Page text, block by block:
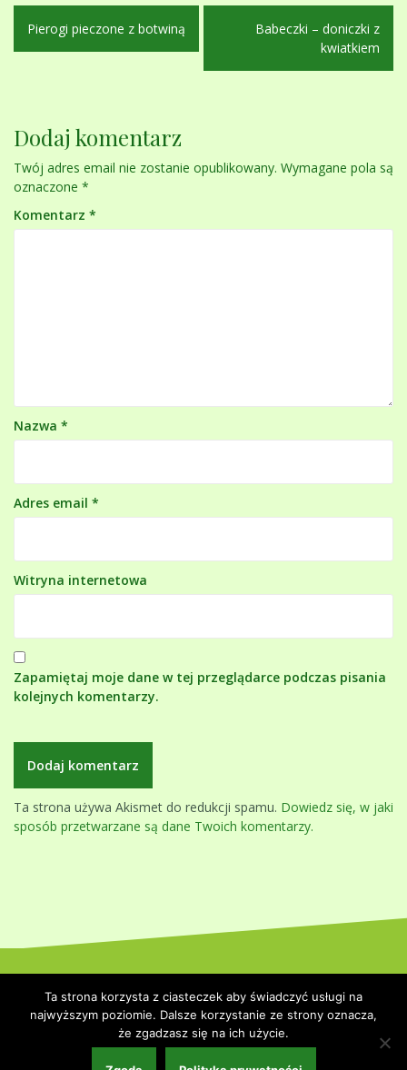
Nawigacja
wpisu
Pierogi pieczone z botwiną
Babeczki – doniczki z
kwiatkiem
Dodaj komentarz
Twój adres email nie zostanie opublikowany. Wymagane pola są
oznaczone *
Komentarz *
Nazwa *
Adres email *
Witryna internetowa
Zapamiętaj moje dane w tej przeglądarce podczas pisania
kolejnych komentarzy.
Ta strona używa Akismet do redukcji spamu. Dowiedz się, w jaki
sposób przetwarzane są dane Twoich komentarzy.
Themeisle.
Strona główna
Polityka prywatności
Ta strona korzysta z ciasteczek aby świadczyć usługi na
najwyższym poziomie. Dalsze korzystanie ze strony oznacza,
że zgadzasz się na ich użycie.